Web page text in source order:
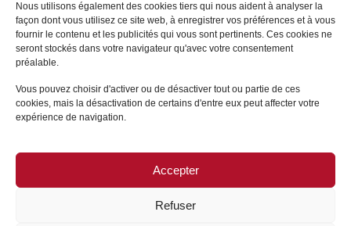
Nous utilisons également des cookies tiers qui nous aident à analyser la
façon dont vous utilisez ce site web, à enregistrer vos préférences et à vous
fournir le contenu et les publicités qui vous sont pertinents. Ces cookies ne
seront stockés dans votre navigateur qu'avec votre consentement
préalable.
Vous pouvez choisir d'activer ou de désactiver tout ou partie de ces
cookies, mais la désactivation de certains d'entre eux peut affecter votre
expérience de navigation.
Accepter
Refuser